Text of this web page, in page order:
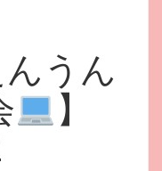
うん
】